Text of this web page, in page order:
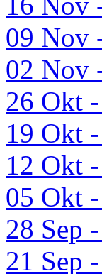
09 Nov
02 Nov
26 Okt
19 Okt
12 Okt
05 Okt
28 Sep
21 Sep